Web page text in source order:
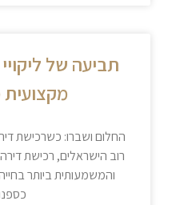
תביעה של
מקצועית
החלום ושברו: כשרכישת
רוב הישראלים, רכישת
והמשמעותית ביותר